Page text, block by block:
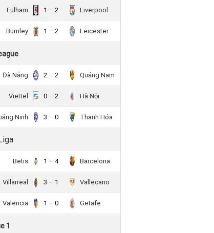
Fulham 1 – 2 Liverpool
Burnley 1 – 2 Leicester
Đà Nẵng 2 – 2 Quảng Nam
Viettel 0 – 2 Hà Nội
Ninh 3 – 0 Thanh Hóa
Betis 1 – 4 Barcelona
Villarreal 3 – 1 Vallecano
Valencia 1 – 0 Getafe
1